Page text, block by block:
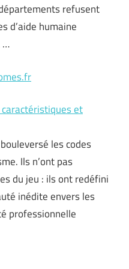
refusent
d’aide humaine
…
et
les codes
Ils n’ont pas
du jeu : ils ont redéfini
inédite envers les
professionnelle